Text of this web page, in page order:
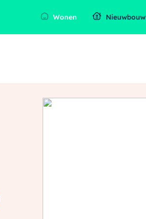
Wonen Nieuwbouw